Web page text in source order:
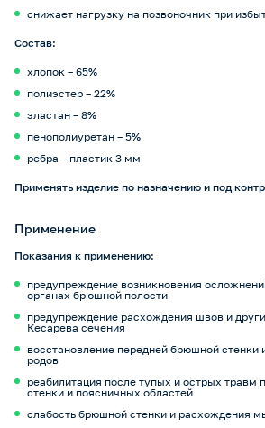
снижает нагрузку на позвоночник при
Cостав:
хлопок – 65%
полиэстер – 22%
эластан – 8%
пенополиуретан – 5%
ребра – пластик 3 мм
Применять изделие по назначению и под
Применение
Показания к применению:
предупреждение возникновения
органах брюшной полости
предупреждение расхождения швов и
Кесарева сечения
восстановление передней брюшной
родов
реабилитация после тупых и острых травм
стенки и поясничных областей
слабость брюшной стенки и расхождения